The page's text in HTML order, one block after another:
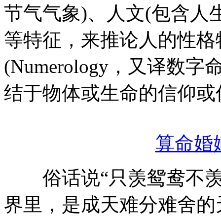
节气气象)、人文(包含人
等特征，来推论人的性
(Numerology，又译数字
结于物体或生命的信仰或
算命婚
俗话说“只羡鸳鸯不羡
界里，是成天难分难舍